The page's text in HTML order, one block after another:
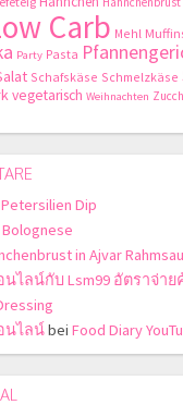
Carb Mehl
Party Pasta
Schafskäse Schmelzkäse
vegetarisch Weihnachten
Dip
in Ajvar
ไลน์กับ Lsm99 อัตราจ่า
นไลน์bei Food Diary